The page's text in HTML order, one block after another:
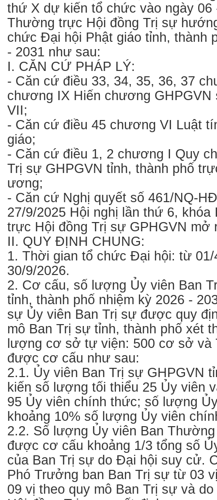
thứ X dự kiến tổ chức vào ngày 06
Thường trực Hội đồng Trị sự
chức Đại hội Phật giáo tỉnh, thành
- 2031 như sau:
I. CĂN CỨ PHÁP LÝ:
- Căn cứ điều 33, 34, 35, 36, 37
chương IX Hiến chương GHPGVN
VII;
- Căn cứ điều 45 chương VI Luật
giáo;
- Căn cứ điều 1, 2 chương I Quy
Trị sự GHPGVN tỉnh, thành phố
ương;
- Căn cứ Nghị quyết số 461/NQ-
27/9/2025 Hội nghị lần thứ 6,
trực Hội đồng Trị sự GPHGVN mở
II. QUY ĐỊNH CHUNG:
1. Thời gian tổ chức Đại hội: từ 01/
30/9/2026.
2. Cơ cấu, số lượng Ủy viên Ban
tỉnh, thành phố nhiệm kỳ 2026 -
sự Ủy viên Ban Trị sự được quy
mô Ban Trị sự tỉnh, thành phố xét
lượng cơ sở tự viện: 500 cơ sở và
được cơ cấu như sau:
2.1. Ủy viên Ban Trị sự GHPGVN
kiến số lượng tối thiểu 25 Ủy viên
95 Ủy viên chính thức; số lượng
khoảng 10% số lượng Ủy viên
2.2. Số lượng Ủy viên Ban
được cơ cấu khoảng 1/3 tổng số
của Ban Trị sự do Đại hội suy cử.
Phó Trưởng ban Ban Trị sự từ 03
09 vị theo quy mô Ban Trị sự và